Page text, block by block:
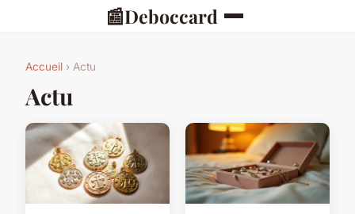
📰Deboccard
Accueil › Actu
Actu